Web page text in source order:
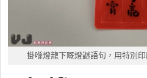
掛喺燈籠下嘅燈謎語句，用特別